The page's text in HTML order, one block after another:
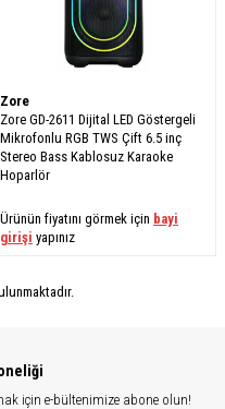
Zore
Zore GD-2611 Dijital LED Göstergeli
Mikrofonlu RGB TWS Çift 6.5 inç
Stereo Bass Kablosuz Karaoke
Hoparlör
Ürünün fiyatını görmek için bayi
girişi yapınız
için e-bültenimize abone olun!